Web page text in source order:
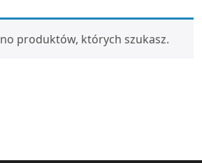
produktów, których szukasz.